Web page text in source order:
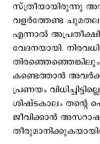
സ്ത്രീയായിരുന്നു
വളര്‍ത്തേണ്ട
എന്നാല്‍
വേദനയായി.
കണ്ടെത്താന്‍
പ്രണയം
ശിഷ്ടകാലം തന്‍റെ
ജീവിക്കാന്‍